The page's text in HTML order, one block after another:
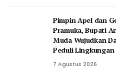
Pimpin Apel dan
Pramuka, Bupati
Muda Wujudkan
Peduli Lingkungan
7 Agustus 2026